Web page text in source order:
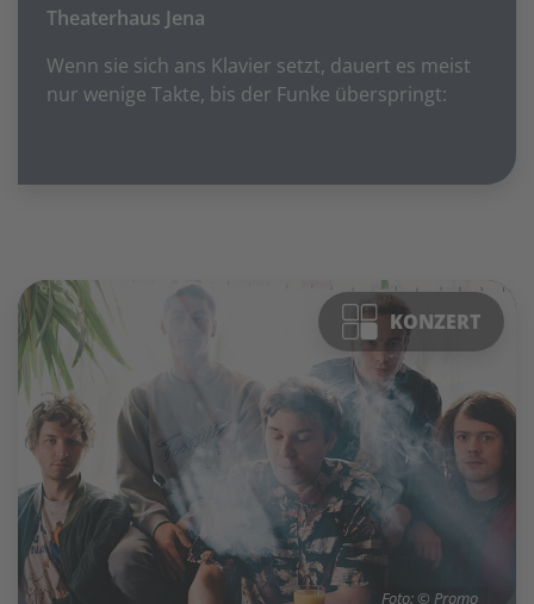
Theaterhaus Jena
Wenn sie sich ans Klavier setzt, dauert es meist
nur wenige Takte, bis der Funke überspringt:
KONZERT
Foto: © Promo